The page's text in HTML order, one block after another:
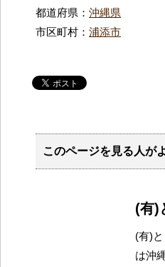
都道府県： 沖縄県
市区町村： 浦添市
このページを見る人が
(有)
(有)
は沖